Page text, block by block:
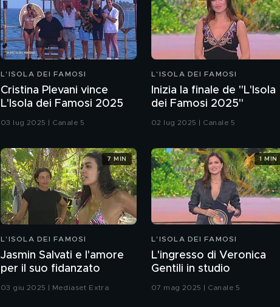
L'ISOLA DEI FAMOSI
Cristina Plevani vince
L'Isola dei Famosi 2025
03 lug 2025 | Canale 5
L'ISOLA DEI FAMOSI
Inizia la finale de "L'Isola
dei Famosi 2025"
02 lug 2025 | Canale 5
L'ISOLA DEI FAMOSI
Jasmin Salvati e l'amore
per il suo fidanzato
03 giu 2025 | Mediaset Extra
7 MIN
L'ISOLA DEI FAMOSI
L'ingresso di Veronica
Gentili in studio
07 mag 2025 | Canale 5
1 MIN